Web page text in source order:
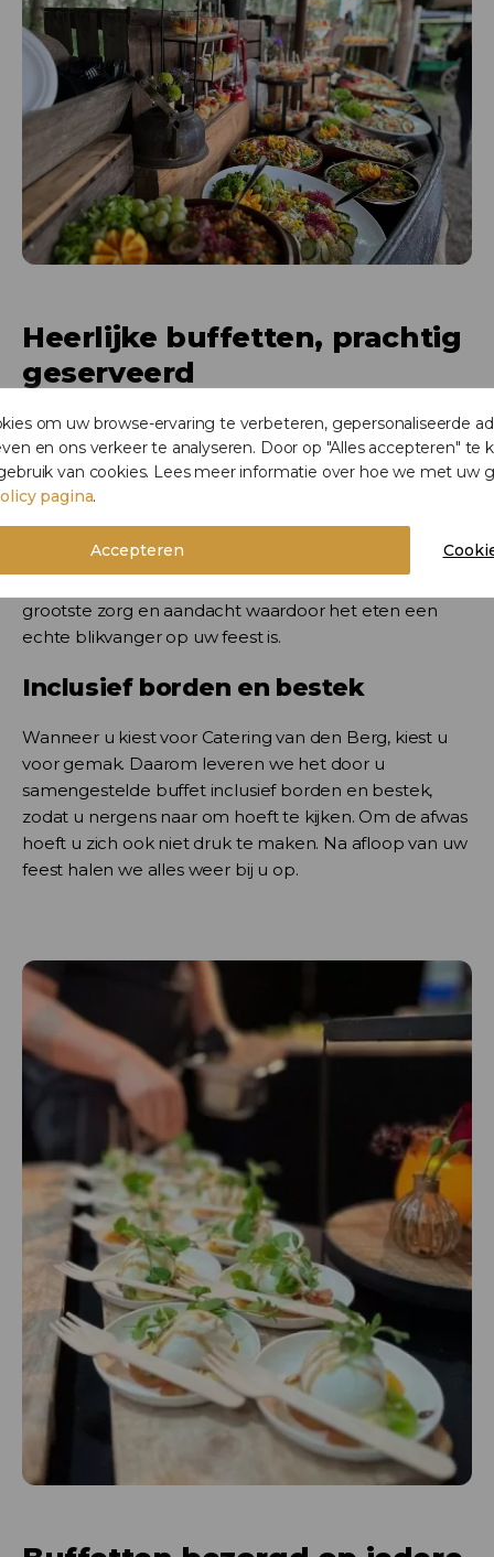
om uw browse-ervaring te verbeteren, gepersonaliseerde
en ons verkeer te analyseren. Door op "Alles accepteren" te
van cookies. Lees meer informatie over hoe we met uw
pagina.
Accepteren
Heerlijke buffetten, prachtig
geserveerd
Bij Catering van den Berg draait het om meer dan
alleen lekker eten; we creëren een complete
beleving. Daar hoort een prachtige opbouw van de
buffetten bij. Ons team zorgt voor een sfeervolle
presentatie waarbij elke gerecht en fantastisch uitziet
en natuurlijk heerlijk smaakt. Elk buffet, voor zowel
grootste zorg en aandacht waardoor het eten een
echte blikvanger op uw feest is.
Inclusief borden en bestek
Wanneer u kiest voor Catering van den Berg, kiest u
voor gemak. Daarom leveren we het door u
samengestelde buffet inclusief borden en bestek,
zodat u nergens naar om hoeft te kijken. Om de afwas
hoeft u zich ook niet druk te maken. Na afloop van uw
feest halen we alles weer bij u op.